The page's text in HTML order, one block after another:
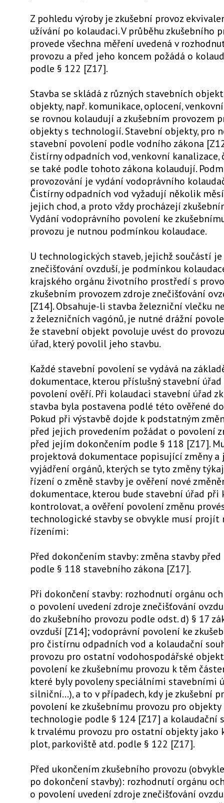
Z pohledu výroby je zkušební provoz
užívání po kolaudaci. V průběhu zkušebního
provede všechna měření uvedená v
provozu a před jeho koncem požádá o
podle § 122 [Z17].
Stavba se skládá z různých stavebních
objekty, např. komunikace, oplocení,
se rovnou kolaudují a zkušebním provozem
objekty s technologií. Stavební objekty, pro
stavební povolení podle vodního zákona
čistírny odpadních vod, venkovní kanalizace,
se také podle tohoto zákona kolaudují.
provozování je vydání vodoprávního
Čistírny odpadních vod vyžadují několik
jejich chod, a proto vždy procházejí
Vydání vodoprávního povolení ke
provozu je nutnou podmínkou kolaudace.
U technologických staveb, jejichž součástí
znečišťování ovzduší, je podmínkou
krajského orgánu životního prostředí s
zkušebním provozem zdroje znečišťování
[Z14]. Obsahuje-li stavba železniční vlečku
z železničních vagónů, je nutné drážní
že stavební objekt povoluje uvést do
úřad, který povolil jeho stavbu.
Každé stavební povolení se vydává na
dokumentace, kterou příslušný stavební
povolení ověří. Při kolaudaci stavební úřad
stavba byla postavena podlé této ověřené
Pokud při výstavbě dojde k podstatným
před jejich provedením požádat o povolení
před jejím dokončením podle § 118 [Z17].
projektová dokumentace popisující změny a
vyjádření orgánů, kterých se tyto změny
řízení o změně stavby je ověření nové
dokumentace, kterou bude stavební úřad při
kontrolovat, a ověření povolení změnu
technologické stavby se obvykle musí
řízeními:
Před dokončením stavby: změna stavby
podle § 118 stavebního zákona [Z17].
Při dokončení stavby: rozhodnutí orgánu
o povolení uvedení zdroje znečišťování
do zkušebního provozu podle odst. d) § 17
ovzduší [Z14]; vodoprávní povolení ke
pro čistírnu odpadních vod a kolaudační
provozu pro ostatní vodohospodářské
povolení ke zkušebnímu provozu k těm
které byly povoleny speciálními stavebními
silniční...), a to v případech, kdy je zkušební
povolení ke zkušebnímu provozu pro
technologie podle § 124 [Z17] a kolaudační
k trvalému provozu pro ostatní objekty jako
plot, parkoviště atd. podle § 122 [Z17].
Před ukončením zkušebního provozu
po dokončení stavby): rozhodnutí orgánu
o povolení uvedení zdroje znečišťování